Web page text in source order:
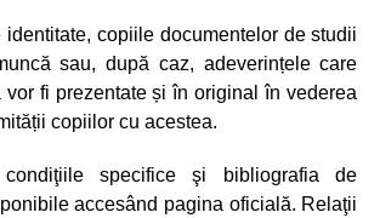
copiile documentelor de studii
sau, după caz, adeverințele care
vor fi prezentate și în original în vederea
copiilor cu acestea.
specifice şi bibliografia de
accesând pagina oficială. Relaţii